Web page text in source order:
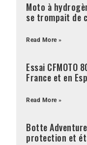
Moto à
se trompait de
Read More »
Essai CFMOTO
France et en
Read More »
Botte
protection et